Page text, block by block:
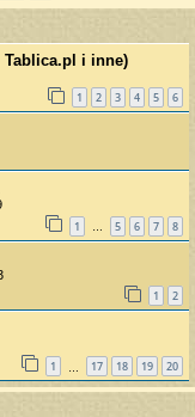
a
j
Tablica.pl i inne)
1 2 3 4 5 6
1 … 5 6 7 8
1 2
1 17 18 19 20